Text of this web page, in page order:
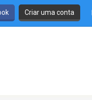
Criar uma conta